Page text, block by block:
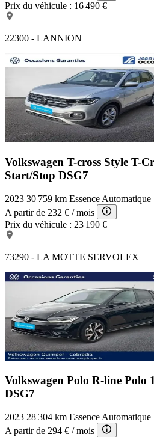
Prix du véhicule : 16 490 €
22300 - LANNION
Volkswagen T-cross Style T-
Start/Stop DSG7
2023 30 759 km Essence Automatique
A partir de 232 € / mois
Prix du véhicule : 23 190 €
73290 - LA MOTTE SERVOLEX
Volkswagen Polo R-line Polo
DSG7
2023 28 304 km Essence Automatique
A partir de 294 € / mois